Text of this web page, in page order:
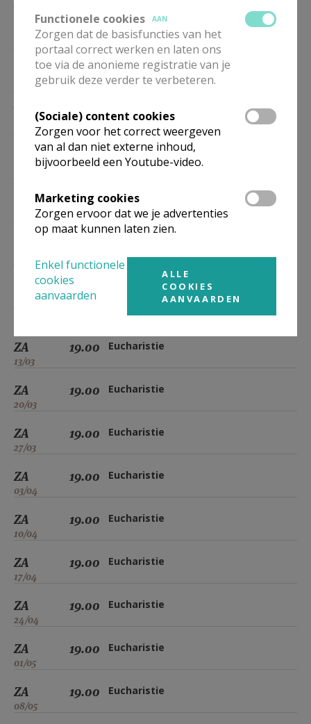
16/01
23/01
19.00 Eucharistie
19.00 Eucharistie
06/02
19.00 Eucharistie
20/02
19.00 Eucharistie
27/02
19.00 Eucharistie
19.00 Eucharistie
ZA
13/03
19.00 Eucharistie
ZA
20/03
19.00 Eucharistie
ZA
27/03
19.00 Eucharistie
ZA
03/04
19.00 Eucharistie
ZA
10/04
19.00 Eucharistie
ZA
17/04
19.00 Eucharistie
ZA
24/04
19.00 Eucharistie
ZA
01/05
19.00 Eucharistie
ZA
08/05
19.00 Eucharistie
Functionele cookies AAN
Zorgen dat de basisfuncties van het
portaal correct werken en laten ons
toe via de anonieme registratie van je
gebruik deze verder te verbeteren.
(Sociale) content cookies
Zorgen voor het correct weergeven
van al dan niet externe inhoud,
bijvoorbeeld een Youtube-video.
Marketing cookies
Zorgen ervoor dat we je advertenties
op maat kunnen laten zien.
Enkel functionele
cookies
aanvaarden
ALLE
COOKIES
AANVAARDEN